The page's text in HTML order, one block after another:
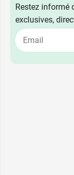
Restez informé
exclusives,